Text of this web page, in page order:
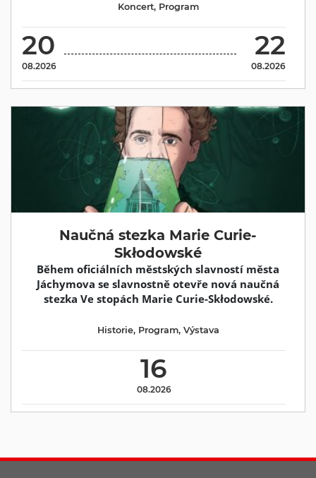
20
08.2026
22
08.2026
Koncert, Program
Naučná stezka Marie Curie-
Skłodowské
Během oficiálních městských slavností města
Jáchymova se slavnostně otevře nová naučná
stezka Ve stopách Marie Curie-Skłodowské.
16
08.2026
Historie, Program, Výstava